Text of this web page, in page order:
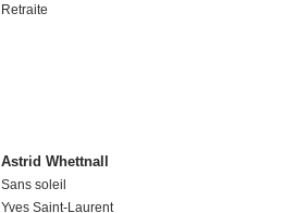
Retraite
Astrid Whettnall
Sans soleil
Yves Saint-Laurent